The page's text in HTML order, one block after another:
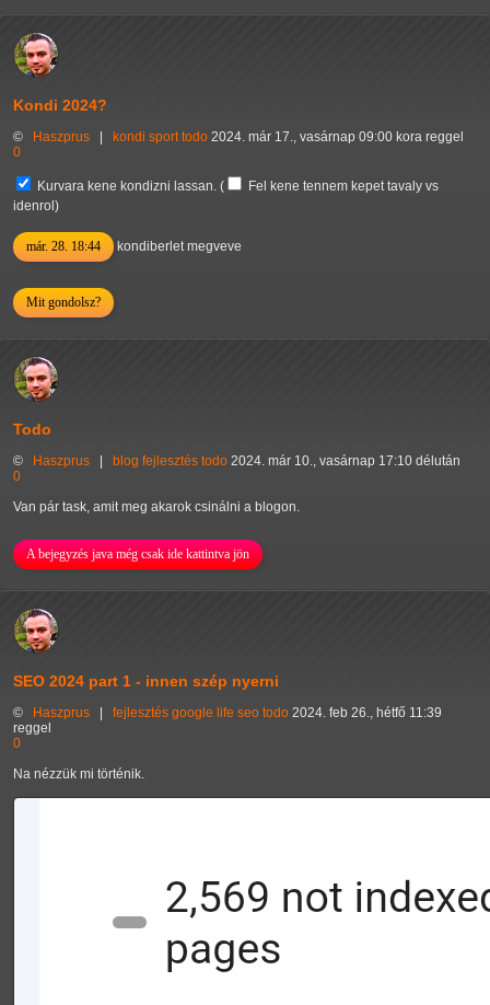
Kondi 2024?
© Haszprus | kondi sport todo 2024. már 17., vasárnap 09:00 kora reggel
0
Kurvara kene kondizni lassan. (
Fel kene tennem kepet tavaly vs
idenrol)
már. 28. 18:44 kondiberlet megveve
Mit gondolsz?
Todo
© Haszprus | blog fejlesztés todo 2024. már 10., vasárnap 17:10 délután
0
Van pár task, amit meg akarok csinálni a blogon.
A bejegyzés java még csak ide kattintva jön
SEO 2024 part 1 - innen szép nyerni
© Haszprus | fejlesztés google life seo todo 2024. feb 26., hétfő 11:39
reggel
0
Na nézzük mi történik.